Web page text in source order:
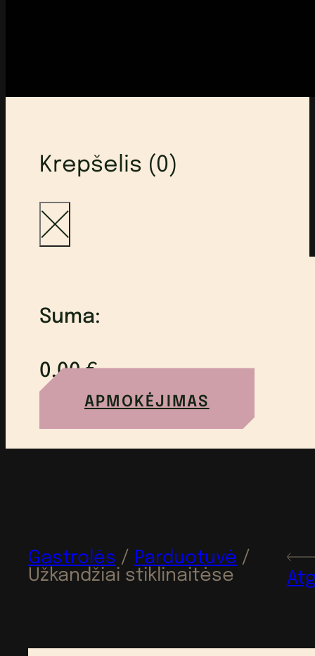
Krepšelis (0)
Suma:
0,00€
APMOKĖJIMAS
Gastrolės / Parduotuvė /
Užkandžiai stiklinaitėse